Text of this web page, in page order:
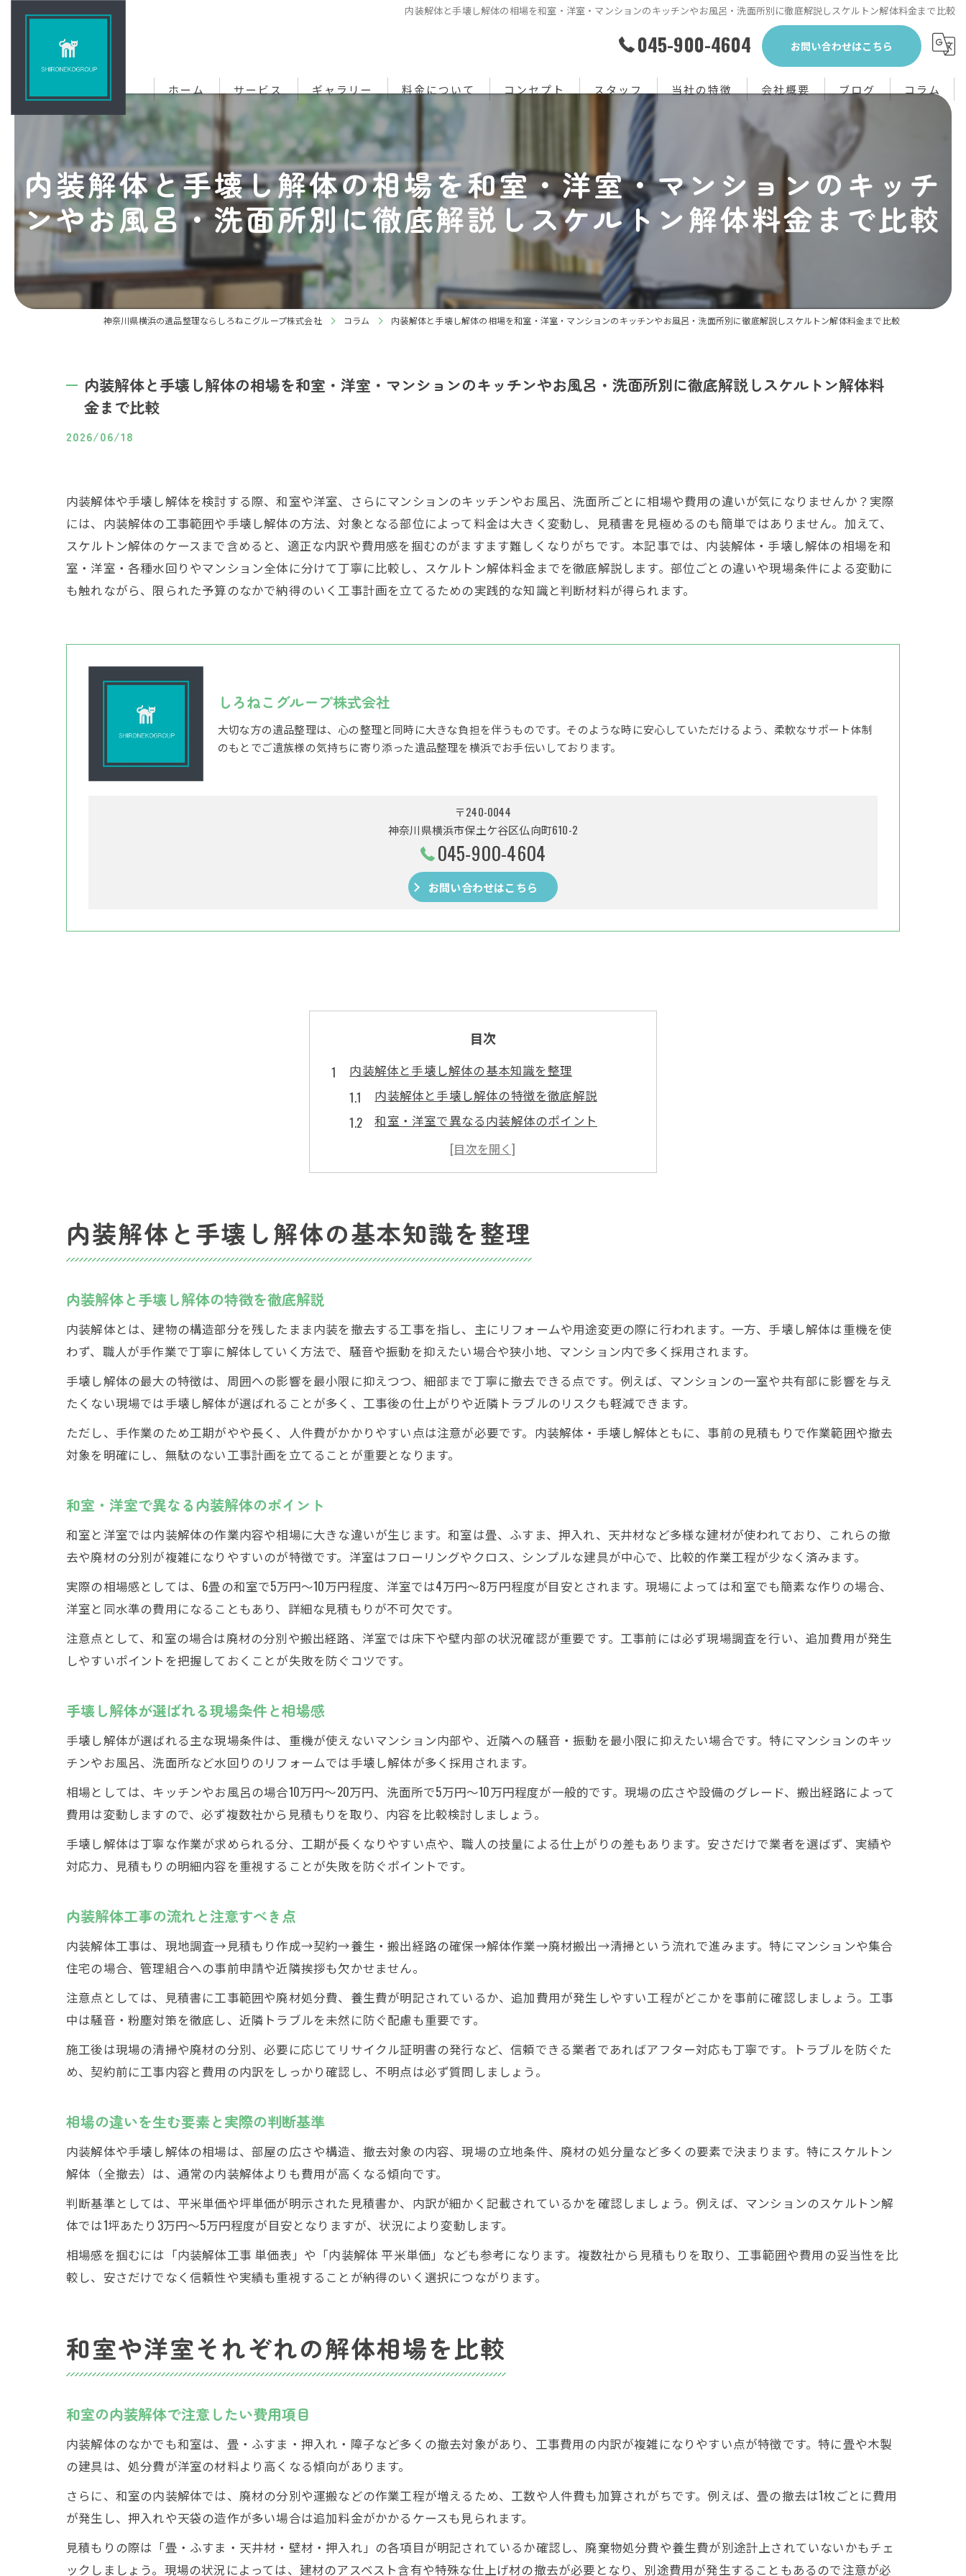
内装解体と手壊し解体の相場を和室・洋室・マンションのキッチンやお風呂・洗面所別に徹底解説しスケルトン解体料金まで比較
045-900-4604 お問い合わせはこちら
ホーム サービス ギャラリー 料金について コンセプト スタッフ 当社の特徴
買取り
会社概要 ブログ コラム
内装解体と手壊し解体の相場を和室・洋室・マンションのキッチ
ンやお風呂・洗面所別に徹底解説しスケルトン解体料金まで比較
神奈川県横浜の遺品整理ならしろねこグループ株式会社 コラム 内装解体と手壊し解体の相場を和室・洋室・マンションのキッチンやお風呂・洗面所別に徹底解説しスケルトン解体料金まで比較
内装解体と手壊し解体の相場を和室・洋室・マンションのキッチンやお風呂・洗面所別に徹底解説しスケルトン解体料
金まで比較
2026/06/18
内装解体や手壊し解体を検討する際、和室や洋室、さらにマンションのキッチンやお風呂、洗面所ごとに相場や費用の違いが気になりませんか？実際
には、内装解体の工事範囲や手壊し解体の方法、対象となる部位によって料金は大きく変動し、見積書を見極めるのも簡単ではありません。加えて、
スケルトン解体のケースまで含めると、適正な内訳や費用感を掴むのがますます難しくなりがちです。本記事では、内装解体・手壊し解体の相場を和
室・洋室・各種水回りやマンション全体に分けて丁寧に比較し、スケルトン解体料金までを徹底解説します。部位ごとの違いや現場条件による変動に
も触れながら、限られた予算のなかで納得のいく工事計画を立てるための実践的な知識と判断材料が得られます。
しろねこグループ株式会社
大切な方の遺品整理は、心の整理と同時に大きな負担を伴うものです。そのような時に安心していただけるよう、柔軟なサポート体制
のもとでご遺族様の気持ちに寄り添った遺品整理を横浜でお手伝いしております。
〒240-0044
神奈川県横浜市保土ケ谷区仏向町610-2
045-900-4604
お問い合わせはこちら
目次
内装解体と手壊し解体の基本知識を整理
内装解体と手壊し解体の特徴を徹底解説
和室・洋室で異なる内装解体のポイント
手壊し解体が選ばれる現場条件と相場感
内装解体工事の流れと注意すべき点
和室や洋室それぞれの解体相場を比較
和室の内装解体で注意したい費用項目
内装解体の単価表と和室・洋室の違い
和室・洋室それぞれの施工例と相場分析
マンションにおける内装解体の費用構造
マンション内装解体の相場を構成する要素
手壊し解体が求められるマンション条件
和室・洋室混在時の費用計算ポイント
キッチン内装解体の費用相場と注意事項
水回り解体と和室・洋室との費用差比較
搬出経路が解体相場に与える影響とは
和室・洋室解体費用の妥当性を判断するコツ
手壊し解体かスケルトンか選ぶ基準とは
単価表と平米単価から相場を把握する方法
スケルトン解体の料金相場と判断のポイント
スケルトン解体に必要な内装解体の基礎知識
手壊し解体とスケルトン解体の料金比較
スケルトン解体を選ぶ際の注意点と判断基準
内装解体と手壊し解体の基本知識を整理
内装解体と手壊し解体の特徴を徹底解説
内装解体とは、建物の構造部分を残したまま内装を撤去する工事を指し、主にリフォームや用途変更の際に行われます。一方、手壊し解体は重機を使
わず、職人が手作業で丁寧に解体していく方法で、騒音や振動を抑えたい場合や狭小地、マンション内で多く採用されます。
手壊し解体の最大の特徴は、周囲への影響を最小限に抑えつつ、細部まで丁寧に撤去できる点です。例えば、マンションの一室や共有部に影響を与え
たくない現場では手壊し解体が選ばれることが多く、工事後の仕上がりや近隣トラブルのリスクも軽減できます。
ただし、手作業のため工期がやや長く、人件費がかかりやすい点は注意が必要です。内装解体・手壊し解体ともに、事前の見積もりで作業範囲や撤去
対象を明確にし、無駄のない工事計画を立てることが重要となります。
和室・洋室で異なる内装解体のポイント
和室と洋室では内装解体の作業内容や相場に大きな違いが生じます。和室は畳、ふすま、押入れ、天井材など多様な建材が使われており、これらの撤
去や廃材の分別が複雑になりやすいのが特徴です。洋室はフローリングやクロス、シンプルな建具が中心で、比較的作業工程が少なく済みます。
実際の相場感としては、6畳の和室で5万円～10万円程度、洋室では4万円～8万円程度が目安とされます。現場によっては和室でも簡素な作りの場合、
洋室と同水準の費用になることもあり、詳細な見積もりが不可欠です。
注意点として、和室の場合は廃材の分別や搬出経路、洋室では床下や壁内部の状況確認が重要です。工事前には必ず現場調査を行い、追加費用が発生
しやすいポイントを把握しておくことが失敗を防ぐコツです。
手壊し解体が選ばれる現場条件と相場感
手壊し解体が選ばれる主な現場条件は、重機が使えないマンション内部や、近隣への騒音・振動を最小限に抑えたい場合です。特にマンションのキッ
チンやお風呂、洗面所など水回りのリフォームでは手壊し解体が多く採用されます。
相場としては、キッチンやお風呂の場合10万円～20万円、洗面所で5万円～10万円程度が一般的です。現場の広さや設備のグレード、搬出経路によって
費用は変動しますので、必ず複数社から見積もりを取り、内容を比較検討しましょう。
手壊し解体は丁寧な作業が求められる分、工期が長くなりやすい点や、職人の技量による仕上がりの差もあります。安さだけで業者を選ばず、実績や
対応力、見積もりの明細内容を重視することが失敗を防ぐポイントです。
内装解体工事の流れと注意すべき点
内装解体工事は、現地調査→見積もり作成→契約→養生・搬出経路の確保→解体作業→廃材搬出→清掃という流れで進みます。特にマンションや集合
住宅の場合、管理組合への事前申請や近隣挨拶も欠かせません。
注意点としては、見積書に工事範囲や廃材処分費、養生費が明記されているか、追加費用が発生しやすい工程がどこかを事前に確認しましょう。工事
中は騒音・粉塵対策を徹底し、近隣トラブルを未然に防ぐ配慮も重要です。
施工後は現場の清掃や廃材の分別、必要に応じてリサイクル証明書の発行など、信頼できる業者であればアフター対応も丁寧です。トラブルを防ぐた
め、契約前に工事内容と費用の内訳をしっかり確認し、不明点は必ず質問しましょう。
相場の違いを生む要素と実際の判断基準
内装解体や手壊し解体の相場は、部屋の広さや構造、撤去対象の内容、現場の立地条件、廃材の処分量など多くの要素で決まります。特にスケルトン
解体（全撤去）は、通常の内装解体よりも費用が高くなる傾向です。
判断基準としては、平米単価や坪単価が明示された見積書か、内訳が細かく記載されているかを確認しましょう。例えば、マンションのスケルトン解
体では1坪あたり3万円～5万円程度が目安となりますが、状況により変動します。
相場感を掴むには「内装解体工事 単価表」や「内装解体 平米単価」なども参考になります。複数社から見積もりを取り、工事範囲や費用の妥当性を比
較し、安さだけでなく信頼性や実績も重視することが納得のいく選択につながります。
和室や洋室それぞれの解体相場を比較
和室の内装解体で注意したい費用項目
内装解体のなかでも和室は、畳・ふすま・押入れ・障子など多くの撤去対象があり、工事費用の内訳が複雑になりやすい点が特徴です。特に畳や木製
の建具は、処分費が洋室の材料より高くなる傾向があります。
さらに、和室の内装解体では、廃材の分別や運搬などの作業工程が増えるため、工数や人件費も加算されがちです。例えば、畳の撤去は1枚ごとに費用
が発生し、押入れや天袋の造作が多い場合は追加料金がかかるケースも見られます。
見積もりの際は「畳・ふすま・天井材・壁材・押入れ」の各項目が明記されているか確認し、廃棄物処分費や養生費が別途計上されていないかもチェ
ックしましょう。現場の状況によっては、建材のアスベスト含有や特殊な仕上げ材の撤去が必要となり、別途費用が発生することもあるので注意が必